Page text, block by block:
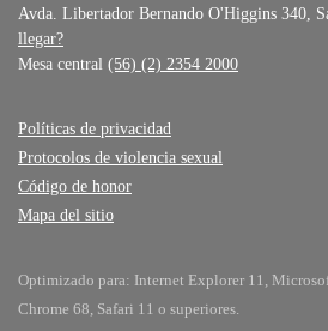
Avda. Libertador Bernando O'Higgins 340,
llegar?
Mesa central (56) (2) 2354 2000
Políticas de privacidad
Protocolos de violencia sexual
Código de honor
Mapa del sitio
Optimizado para: Internet Explorer 11,
Chrome 68, Safari 11 o superiores.